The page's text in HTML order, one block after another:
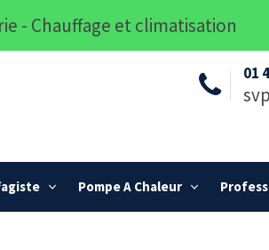
- Chauffage et climatisation
01
Pompe A Chaleur